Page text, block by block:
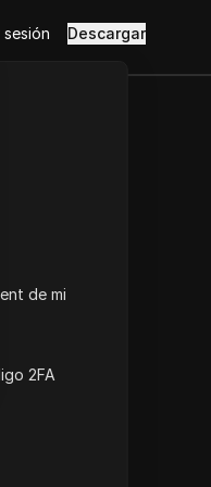
de mi
2FA
sesión Descargar